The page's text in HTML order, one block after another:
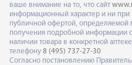
ваше внимание на то, что сайт
информационный характер и ни при
публичной офертой, определяемой
получения подробной информации
наличии товара в конкретной
телефону 8 (495) 737-27-30
Согласно постановлению